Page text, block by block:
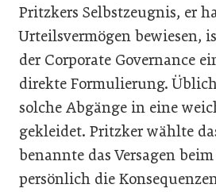
Pritzkers Selbstzeugnis, er
Urteilsvermögen bewiesen,
der Corporate Governance
direkte Formulierung.
solche Abgänge in eine
gekleidet. Pritzker wählte
benannte das Versagen
persönlich die